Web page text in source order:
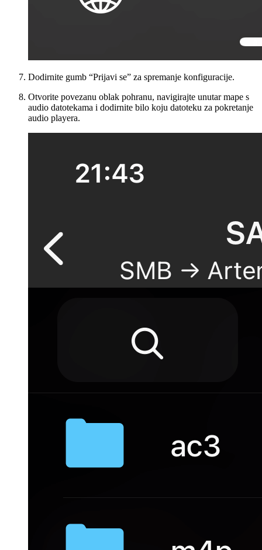
Dodirnite gumb “Prijavi se” za spremanje konfiguracije.
Otvorite povezanu oblak pohranu, navigirajte unutar mape s
audio datotekama i dodirnite bilo koju datoteku za pokretanje
audio playera.